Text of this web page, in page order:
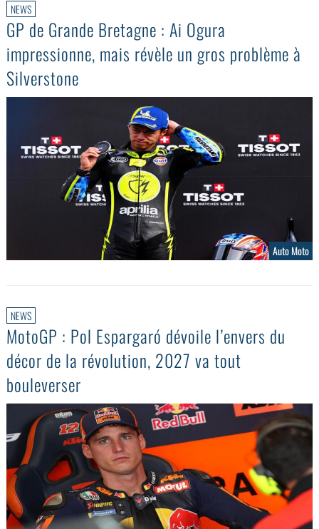
NEWS
GP de Grande Bretagne : Ai Ogura
impressionne, mais révèle un gros problème à
Silverstone
Auto Moto
NEWS
MotoGP : Pol Espargaró dévoile l’envers du
décor de la révolution, 2027 va tout
bouleverser